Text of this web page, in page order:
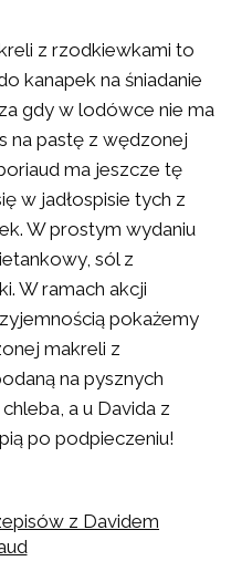
z rzodkiewkami to
kanapek na śniadanie
gdy w lodówce nie ma
na pastę z wędzonej
ma jeszcze tę
w jadłospisie tych z
W prostym wydaniu
sól z
W ramach akcji
pokażemy
makreli z
na pysznych
a u Davida z
po podpieczeniu!
z Davidem